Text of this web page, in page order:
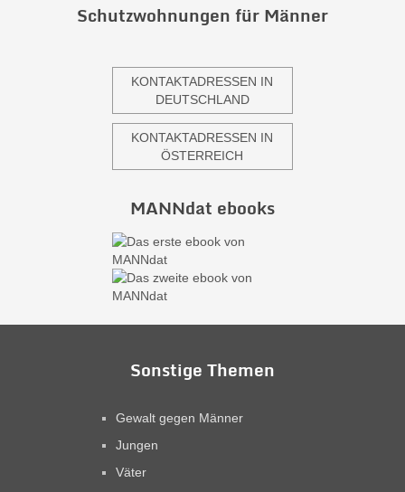
Schutzwohnungen für Männer
KONTAKTADRESSEN IN
DEUTSCHLAND
KONTAKTADRESSEN IN
ÖSTERREICH
MANNdat ebooks
Sonstige Themen
Gewalt gegen Männer
Jungen
Väter